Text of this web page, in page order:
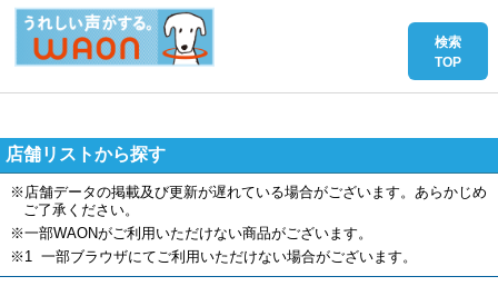
店舗リストから探す
※店舗データの掲載及び更新が遅れている場合がございます。あらかじめ
ご了承ください。
※一部WAONがご利用いただけない商品がございます。
※1 一部ブラウザにてご利用いただけない場合がございます。